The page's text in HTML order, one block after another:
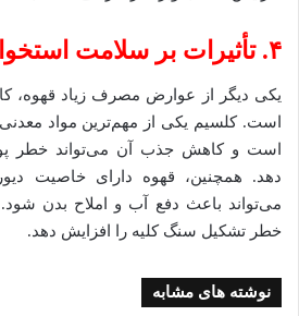
۴. تأثیرات بر سلامت
یکی دیگر از عوارض مصرف زیاد قهوه،
است. کلسیم یکی از مهم‌ترین مواد
است و کاهش جذب آن می‌تواند خطر
دهد. همچنین، قهوه دارای خاصیت
می‌تواند باعث دفع آب و املاح بدن
خطر تشکیل سنگ کلیه را افزایش دهد.
نوشته های مشابه